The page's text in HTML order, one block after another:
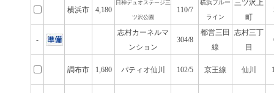
横浜市 4,180
日神デュオステージ三
ツ沢公園
110/7
横浜ブルー
ライン
三ツ沢上
町
-
志村カーネルマ
ンション
304/8
都営三田
線
志村三丁
目
調布市 1,680 パティオ仙川 102/5 京王線 仙川